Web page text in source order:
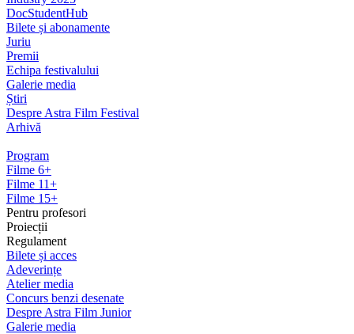
DocStudentHub
Bilete și abonamente
Juriu
Premii
Echipa festivalului
Galerie media
Știri
Despre Astra Film Festival
Arhivă
Program
Filme 6+
Filme 11+
Filme 15+
Pentru profesori
Proiecții
Regulament
Bilete și acces
Adeverințe
Atelier media
Concurs benzi desenate
Despre Astra Film Junior
Galerie media